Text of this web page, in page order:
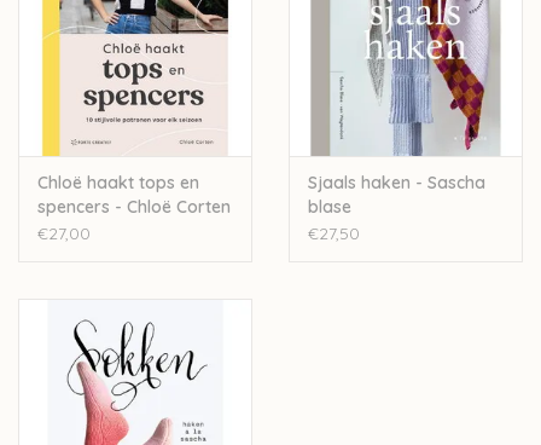
Chloë haakt tops en
spencers - Chloë Corten
€27,00
Sjaals haken - Sascha
blase
€27,50